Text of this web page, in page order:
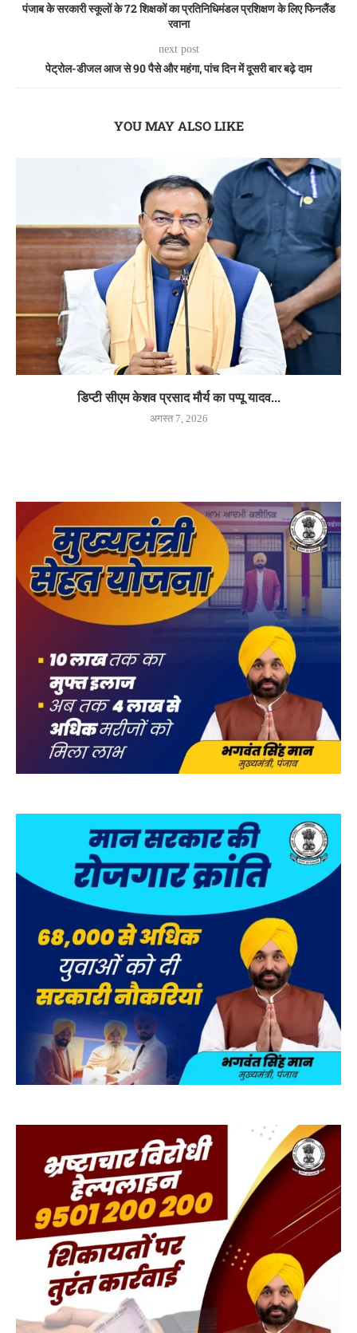
पंजाब के सरकारी स्कूलों के 72 शिक्षकों का प्रतिनिधिमंडल प्रशिक्षण के लिए फिनलैंड
रवाना
next post
पेट्रोल-डीजल आज से 90 पैसे और महंगा, पांच दिन में दूसरी बार बढ़े दाम
YOU MAY ALSO LIKE
डिप्टी सीएम केशव प्रसाद मौर्य का पप्पू यादव...
अगस्त 7, 2026